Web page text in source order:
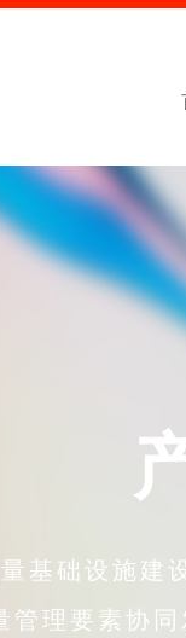
基础设施
理要素协